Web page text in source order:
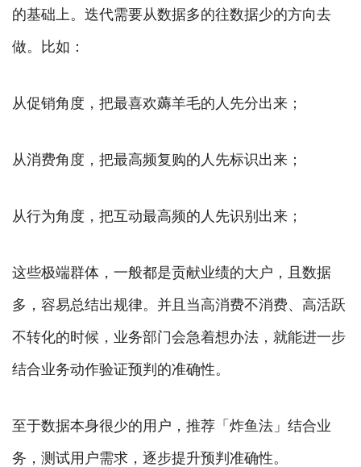
的基础上。迭代需要从数据多的往数据少的方向去
做。比如：
从促销角度，把最喜欢薅羊毛的人先分出来；
从消费角度，把最高频复购的人先标识出来；
从行为角度，把互动最高频的人先识别出来；
这些极端群体，一般都是贡献业绩的大户，且数据
多，容易总结出规律。并且当高消费不消费、高活跃
不转化的时候，业务部门会急着想办法，就能进一步
结合业务动作验证预判的准确性。
至于数据本身很少的用户，推荐「炸鱼法」结合业
务，测试用户需求，逐步提升预判准确性。